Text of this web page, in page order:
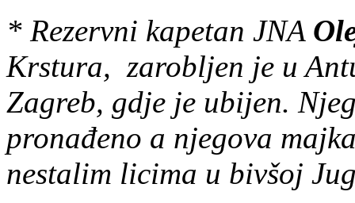
* Rezervni kapetan JNA
Krstura, zarobljen je u
Zagreb, gdje je ubijen.
pronađeno a njegova
nestalim licima u bivšoj